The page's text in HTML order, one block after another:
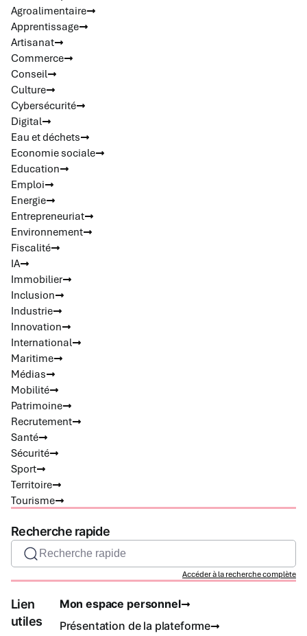
Agroalimentaire
Apprentissage
Artisanat
Commerce
Conseil
Culture
Cybersécurité
Digital
Eau et déchets
Economie sociale
Education
Emploi
Energie
Entrepreneuriat
Environnement
Fiscalité
IA
Immobilier
Inclusion
Industrie
Innovation
International
Maritime
Médias
Mobilité
Patrimoine
Recrutement
Santé
Sécurité
Sport
Territoire
Tourisme
Recherche rapide
Recherche rapide
Accéder à la recherche complète
Lien
utiles
Mon espace personnel
Présentation de la plateforme